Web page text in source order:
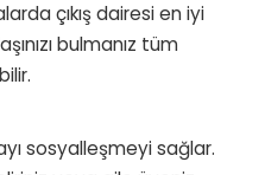
çıkış dairesi en iyi
bulmanız tüm
sosyalleşmeyi sağlar.